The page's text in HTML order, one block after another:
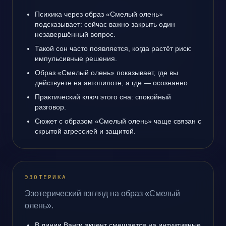
Психика через образ «Смелый олень»
подсказывает: сейчас важно закрыть один
незавершённый вопрос.
Такой сон часто появляется, когда растёт риск:
импульсивные решения.
Образ «Смелый олень» показывает, где вы
действуете на автопилоте, а где — осознанно.
Практический ключ этого сна: спокойный
разговор.
Сюжет с образом «Смелый олень» чаще связан с
скрытой агрессией и защитой.
ЭЗОТЕРИКА
Эзотерический взгляд на образ «Смелый
олень».